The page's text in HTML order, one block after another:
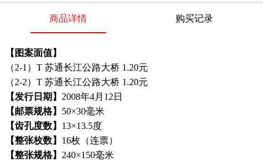
商品详情 购买记录
【图案面值】
（2-1）T 苏通长江公路大桥 1.20元
（2-2）T 苏通长江公路大桥 1.20元
【发行日期】 2008年4月12日
【邮票规格】 50×30毫米
【齿孔度数】 13×13.5度
【整张枚数】 16枚（连票）
【整张规格】 240×150毫米